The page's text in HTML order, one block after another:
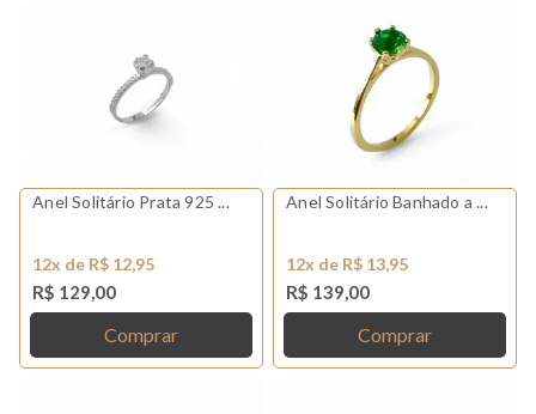
Anel Solitário Prata 925 ...
12x de R$ 12,95
R$ 129,00
Comprar
Anel Solitário Banhado a ...
12x de R$ 13,95
R$ 139,00
Comprar